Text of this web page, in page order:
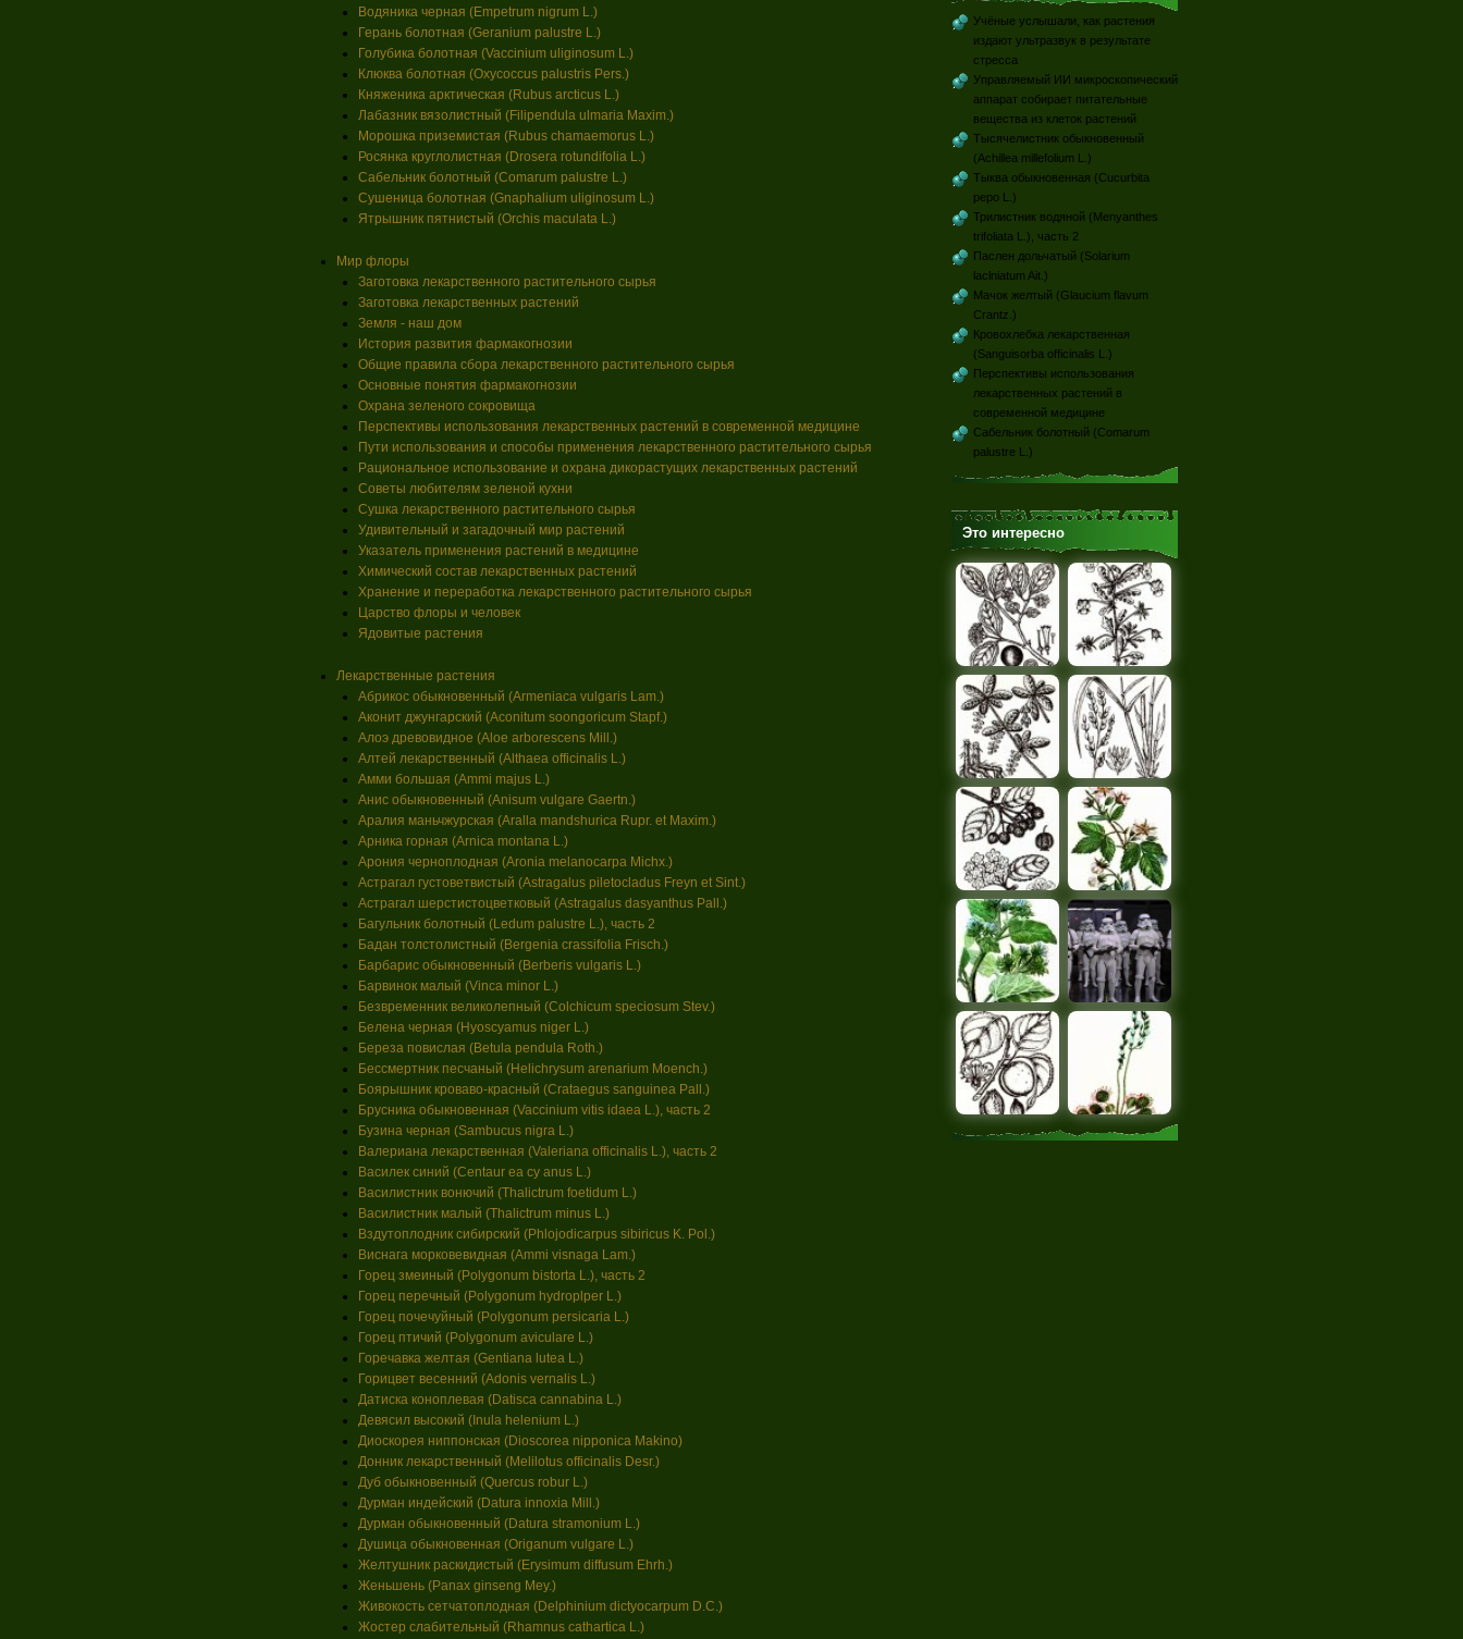
Водяника черная (Empetrum nigrum L.)
Герань болотная (Geranium palustre L.)
Голубика болотная (Vaccinium uliginosum L.)
Клюква болотная (Oxycoccus palustris Pers.)
Княженика арктическая (Rubus arcticus L.)
Лабазник вязолистный (Filipendula ulmaria Maxim.)
Морошка приземистая (Rubus chamaemorus L.)
Росянка круглолистная (Drosera rotundifolia L.)
Сабельник болотный (Comarum palustre L.)
Сушеница болотная (Gnaphalium uliginosum L.)
Ятрышник пятнистый (Orchis maculata L.)
Мир флоры
Заготовка лекарственного растительного сырья
Заготовка лекарственных растений
Земля - наш дом
История развития фармакогнозии
Общие правила сбора лекарственного растительного сырья
Основные понятия фармакогнозии
Охрана зеленого сокровища
Перспективы использования лекарственных растений в современной медицине
Пути использования и способы применения лекарственного растительного сырья
Рациональное использование и охрана дикорастущих лекарственных растений
Советы любителям зеленой кухни
Сушка лекарственного растительного сырья
Удивительный и загадочный мир растений
Указатель применения растений в медицине
Химический состав лекарственных растений
Хранение и переработка лекарственного растительного сырья
Царство флоры и человек
Ядовитые растения
Лекарственные растения
Абрикос обыкновенный (Armeniaca vulgaris Lam.)
Аконит джунгарский (Aconitum soongoricum Stapf.)
Алоэ древовидное (Aloe arborescens Mill.)
Алтей лекарственный (Althaea officinalis L.)
Амми большая (Ammi majus L.)
Анис обыкновенный (Anisum vulgare Gaertn.)
Аралия маньчжурская (Aralla mandshurica Rupr. et Maxim.)
Арника горная (Arnica montana L.)
Арония черноплодная (Aronia melanocarpa Michx.)
Астрагал густоветвистый (Astragalus piletocladus Freyn et Sint.)
Астрагал шерстистоцветковый (Astragalus dasyanthus Pall.)
Багульник болотный (Ledum palustre L.), часть 2
Бадан толстолистный (Bergenia crassifolia Frisch.)
Барбарис обыкновенный (Berberis vulgaris L.)
Барвинок малый (Vinca minor L.)
Безвременник великолепный (Colchicum speciosum Stev.)
Белена черная (Hyoscyamus niger L.)
Береза повислая (Betula pendula Roth.)
Бессмертник песчаный (Helichrysum arenarium Moench.)
Боярышник кроваво-красный (Crataegus sanguinea Pall.)
Брусника обыкновенная (Vaccinium vitis idaea L.), часть 2
Бузина черная (Sambucus nigra L.)
Валериана лекарственная (Valeriana officinalis L.), часть 2
Василек синий (Centaur ea су anus L.)
Василистник вонючий (Thalictrum foetidum L.)
Василистник малый (Thalictrum minus L.)
Вздутоплодник сибирский (Phlojodicarpus sibiricus K. Pol.)
Виснага морковевидная (Ammi visnaga Lam.)
Горец змеиный (Polygonum bistorta L.), часть 2
Горец перечный (Polygonum hydroplper L.)
Горец почечуйный (Polygonum persicaria L.)
Горец птичий (Polygonum aviculare L.)
Горечавка желтая (Gentiana lutea L.)
Горицвет весенний (Adonis vernalis L.)
Датиска коноплевая (Datisca cannabina L.)
Девясил высокий (Inula helenium L.)
Диоскорея ниппонская (Dioscorea nipponica Makino)
Донник лекарственный (Melilotus officinalis Desr.)
Дуб обыкновенный (Quercus robur L.)
Дурман индейский (Datura innoxia Mill.)
Дурман обыкновенный (Datura stramonium L.)
Душица обыкновенная (Origanum vulgare L.)
Желтушник раскидистый (Erysimum diffusum Ehrh.)
Женьшень (Panax ginseng Меу.)
Живокость сетчатоплодная (Delphinium dictyocarpum D.C.)
Жостер слабительный (Rhamnus cathartica L.)
Учёные услышали, как растения
издают ультразвук в результате
стресса
Управляемый ИИ микроскопический
аппарат собирает питательные
вещества из клеток растений
Тысячелистник обыкновенный
(Achillea millefolium L.)
Тыква обыкновенная (Cucurbita
реро L.)
Трилистник водяной (Menyanthes
trifoliata L.), часть 2
Паслен дольчатый (Solarium
laclniatum Ait.)
Мачок желтый (Glaucium flavum
Crantz.)
Кровохлебка лекарственная
(Sanguisorba officinalis L.)
Перспективы использования
лекарственных растений в
современной медицине
Сабельник болотный (Comarum
palustre L.)
Это интересно